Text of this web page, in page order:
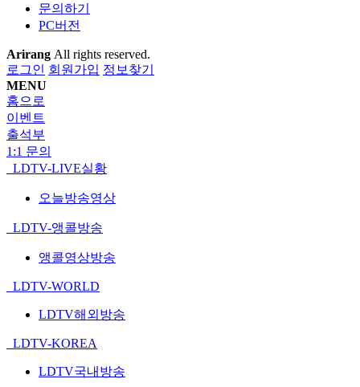
문의하기
PC버전
Arirang All rights reserved.
로그인 회원가입 정보찾기
MENU
홈으로
이벤트
출석부
1:1 문의
LDTV-LIVE실황
오늘방송영상
LDTV-앵콜방송
앵콜영상방송
LDTV-WORLD
LDTV해외방송
LDTV-KOREA
LDTV국내방송